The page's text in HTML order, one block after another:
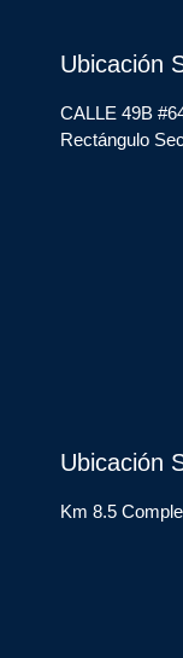
Ubicación
CALLE 49B
Rectángulo
Ubicación
Km 8.5